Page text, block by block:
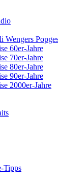
Wengers
60er-Jahre
70er-Jahre
80er-Jahre
90er-Jahre
2000er-Jahre
Tipps